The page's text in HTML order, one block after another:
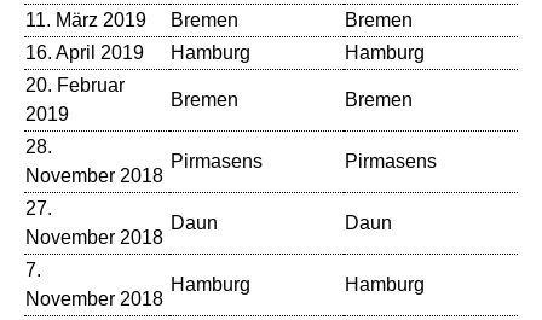
11. März 2019 Bremen Bremen
16. April 2019
Hamburg Hamburg
20. Februar
2019
Bremen Bremen
28.
November 2018
Pirmasens Pirmasens
27.
November 2018
Daun Daun
7.
November 2018
Hamburg Hamburg